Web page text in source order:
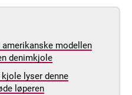
amerikanske modellen
denimkjole
lyser denne
løperen